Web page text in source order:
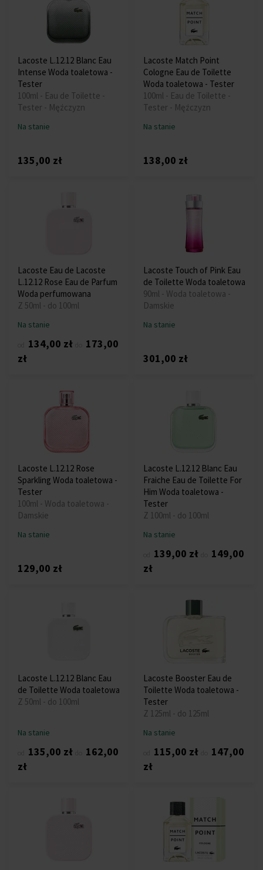
Lacoste L.12.12 Blanc Eau
Intense Woda toaletowa -
Tester
100ml - Eau de Toilette -
Tester - Mężczyzn
Na stanie
135,00 zł
Lacoste Match Point
Cologne Eau de Toilette
Woda toaletowa - Tester
100ml - Eau de Toilette -
Tester - Mężczyzn
Na stanie
138,00 zł
Lacoste Eau de Lacoste
L.12.12 Rose Eau de Parfum
Woda perfumowana
Z 50ml - do 100ml
Na stanie
134,00 zł
173,00
zł
Lacoste Touch of Pink Eau
de Toilette Woda toaletowa
90ml - Woda toaletowa -
Damskie
Na stanie
301,00 zł
Lacoste L.12.12 Rose
Sparkling Woda toaletowa -
Tester
100ml - Woda toaletowa -
Damskie
Na stanie
129,00 zł
Lacoste L.12.12 Blanc Eau
Fraiche Eau de Toilette For
Him Woda toaletowa -
Tester
Z 100ml - do 100ml
Na stanie
139,00 zł
149,00
zł
Lacoste L.12.12 Blanc Eau
de Toilette Woda toaletowa
Z 50ml - do 100ml
Na stanie
135,00 zł
162,00
zł
Lacoste Booster Eau de
Toilette Woda toaletowa -
Tester
Z 125ml - do 125ml
Na stanie
115,00 zł
147,00
zł